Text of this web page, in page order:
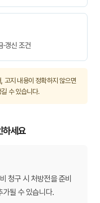
갱신 조건
고지 내용이 정확하지 않으면
수 있습니다.
하세요
청구 시 처방전을 준비
가될 수 있습니다.